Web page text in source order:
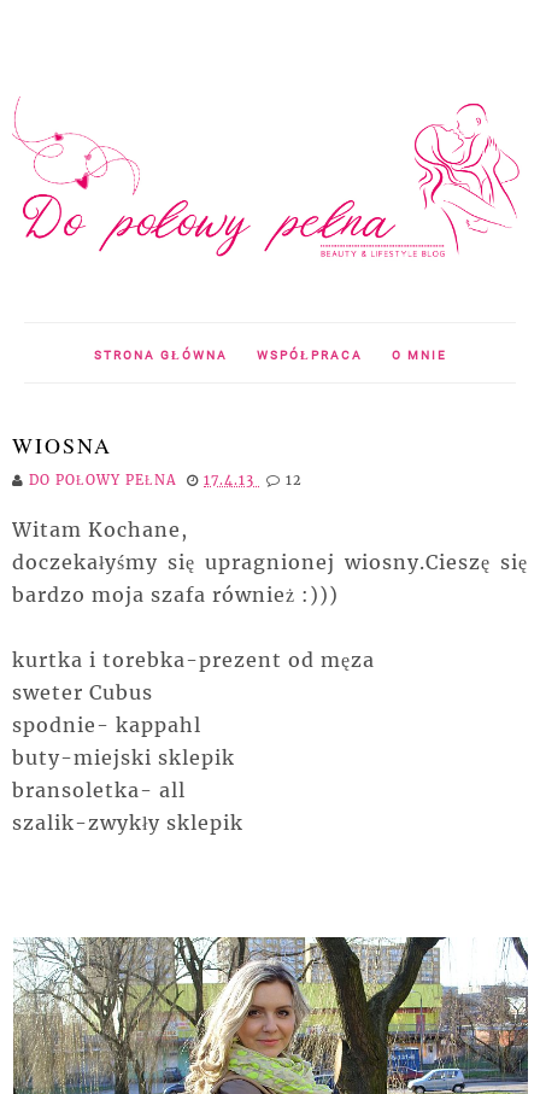
STRONA GŁÓWNA WSPÓŁPRACA O MNIE
WIOSNA
DO POŁOWY PEŁNA 17.4.13 12
Witam Kochane,
doczekałyśmy się upragnionej wiosny.Cieszę się
bardzo moja szafa również :)))
kurtka i torebka-prezent od męza
sweter Cubus
spodnie- kappahl
buty-miejski sklepik
bransoletka- all
szalik-zwykły sklepik